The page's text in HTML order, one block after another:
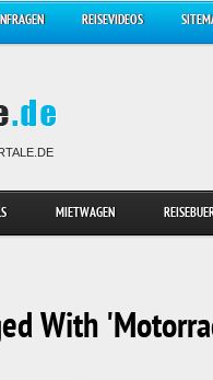
REISEVIDEOS
MIETWAGEN
With